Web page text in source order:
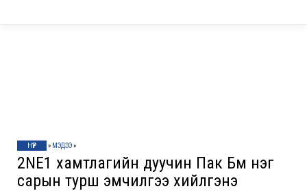
НҮҮР » МЭДЭЭ»
2NE1 xамтлагийн дуучин Пак Бүм нэг
сарын турш эмчилгээ xийлгэнэ